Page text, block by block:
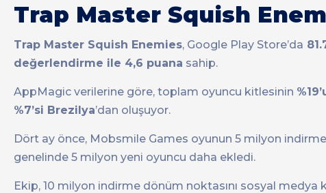
Trap Master Squish
Trap Master Squish Enemies, Google Play Store’da
değerlendirme ile 4,6 puana sahip.
AppMagic verilerine göre, toplam oyuncu kitlesinin
%7’si Brezilya’dan oluşuyor.
Dört ay önce, Mobsmile Games oyunun 5 milyon
genelinde 5 milyon yeni oyuncu daha ekledi.
Ekip, 10 milyon indirme dönüm noktasını sosyal medya